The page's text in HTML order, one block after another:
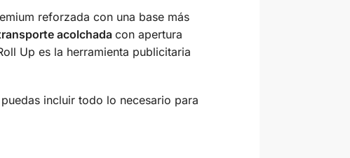
reforzada con una base más
acolchada con apertura
Up es la herramienta publicitaria
incluir todo lo necesario para